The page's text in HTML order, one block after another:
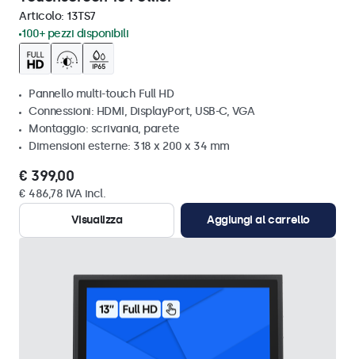
Articolo: 13TS7
100+ pezzi disponibili
Pannello multi-touch Full HD
Connessioni: HDMI, DisplayPort, USB-C, VGA
Montaggio: scrivania, parete
Dimensioni esterne: 318 x 200 x 34 mm
€ 399,00
€ 486,78 IVA incl.
Visualizza
Aggiungi al carrello